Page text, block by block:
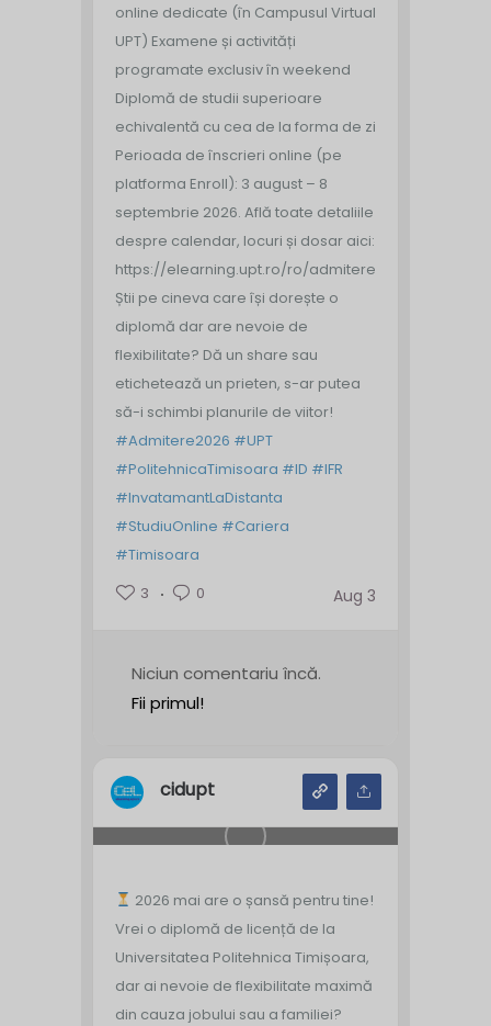
online dedicate (în Campusul Virtual
UPT) Examene și activități
programate exclusiv în weekend
Diplomă de studii superioare
echivalentă cu cea de la forma de zi
Perioada de înscrieri online (pe
platforma Enroll): 3 august – 8
septembrie 2026. Află toate detaliile
despre calendar, locuri și dosar aici:
https://elearning.upt.ro/ro/admitere/
Știi pe cineva care își dorește o
diplomă dar are nevoie de
flexibilitate? Dă un share sau
etichetează un prieten, s-ar putea
să-i schimbi planurile de viitor!
#Admitere2026 #UPT
#PolitehnicaTimisoara #ID #IFR
#InvatamantLaDistanta
#StudiuOnline #Cariera
#Timisoara
3
0 Aug 3
Niciun comentariu încă.
Fii primul!
cidupt
2026 mai are o șansă pentru tine!
Vrei o diplomă de licență de la
Universitatea Politehnica Timișoara,
dar ai nevoie de flexibilitate maximă
din cauza jobului sau a familiei?